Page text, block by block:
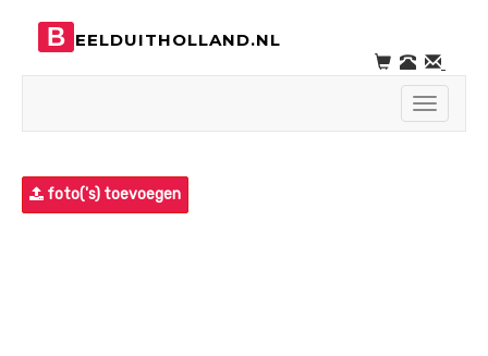
B EELDUITHOLLAND.NL
Toggle
foto('s) toevoegen